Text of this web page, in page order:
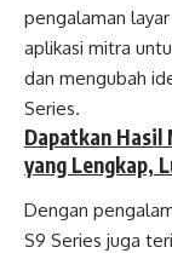
pengalaman
aplikasi mitra
dan mengubah
Series.
Dapatkan Hasil
yang Lengkap,
Dengan
S9 Series juga